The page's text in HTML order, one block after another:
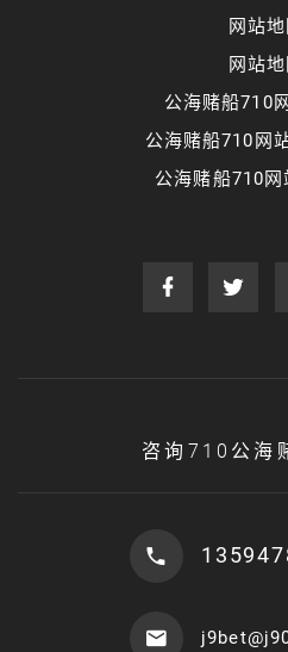
网站地
网站地
公海赌船710
公海赌船710网
公海赌船710网
咨询710公海